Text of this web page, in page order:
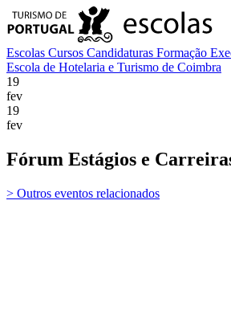
Escolas Cursos Candidaturas Formação
Escola de Hotelaria e Turismo de Coimbra
19
fev
19
fev
Fórum Estágios e
> Outros eventos relacionados